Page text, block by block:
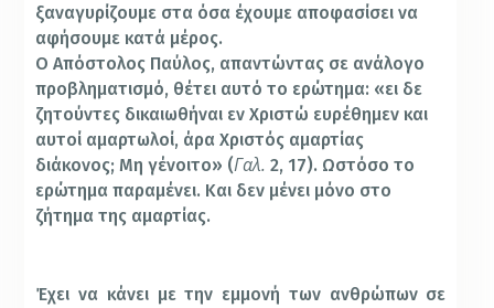
ξαναγυρίζουμε στα όσα έχουμε αποφασίσει να
αφήσουμε κατά μέρος.
Ο Απόστολος Παύλος, απαντώντας σε ανάλογο
προβληματισμό, θέτει αυτό το ερώτημα: «ει δε
ζητούντες δικαιωθήναι εν Χριστώ ευρέθημεν και
αυτοί αμαρτωλοί, άρα Χριστός αμαρτίας
διάκονος; Μη γένοιτο» (Γαλ. 2, 17). Ωστόσο το
ερώτημα παραμένει. Και δεν μένει μόνο στο
ζήτημα της αμαρτίας.
Έχει να κάνει με την εμμονή των ανθρώπων σε